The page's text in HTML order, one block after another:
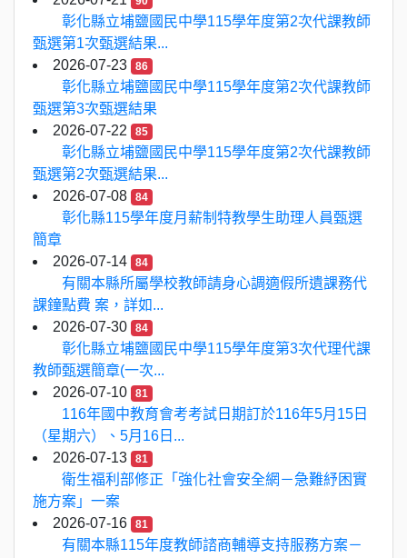
彰化縣立埔鹽國民中學115學年度第2次代課教師
甄選第1次甄選結果...
2026-07-23
86
彰化縣立埔鹽國民中學115學年度第2次代課教師
甄選第3次甄選結果
2026-07-22
85
彰化縣立埔鹽國民中學115學年度第2次代課教師
甄選第2次甄選結果...
2026-07-08
84
彰化縣115學年度月薪制特教學生助理人員甄選
簡章
2026-07-14
84
有關本縣所屬學校教師請身心調適假所遺課務代
課鐘點費 案，詳如...
2026-07-30
84
彰化縣立埔鹽國民中學115學年度第3次代理代課
教師甄選簡章(一次...
2026-07-10
81
116年國中教育會考考試日期訂於116年5月15日
（星期六）、5月16日...
2026-07-13
81
衛生福利部修正「強化社會安全網－急難紓困實
施方案」一案
2026-07-16
81
有關本縣115年度教師諮商輔導支持服務方案－